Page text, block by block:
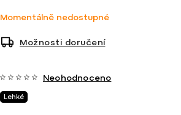
Momentálně nedostupné
Možnosti doručení
Lehké
Neohodnoceno